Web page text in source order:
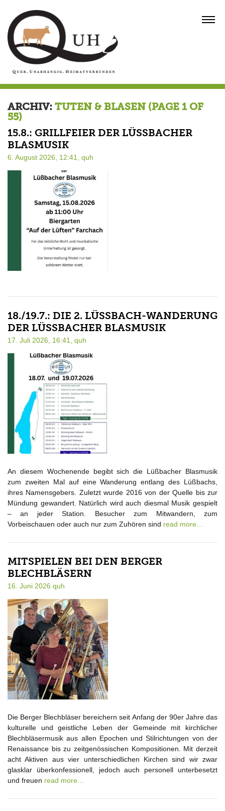
content
ARCHIV: TUTEN & BLASEN (PAGE 1 OF
55)
15.8.: GRILLFEIER DER LÜSSBACHER B
LASMUSIK
6. August 2026, 12:41, quh
18./19.7.: DIE 2. LÜSSBACH-WANDERUNG D
ER LÜSSBACHER BLASMUSIK
17. Juli 2026, 16:41, quh
An diesem Wochenende begibt sich die Lüßbacher Blasmusik
zum zweiten Mal auf eine Wanderung entlang des Lüßbachs,
ihres Namensgebers. Zuletzt wurde 2016 von der Quelle bis zur
Mündung gewandert. Natürlich wird auch diesmal Musik gespielt
– an jeder Station. Besucher zum Mitwandern, zum
Vorbeischauen oder auch nur zum Zuhören sind read more…
MITSPIELEN BEI DEN BERGER
BLECHBLÄSERN
16. Juni 2026 quh
Die Berger Blechbläser bereichern seit Anfang der 90er Jahre das
kulturelle und geistliche Leben der Gemeinde mit kirchlicher
Blechbläsermusik aus allen Epochen und Stilrichtungen von der
Renaissance bis zu zeitgenössischen Kompositionen. Mit derzeit
acht Aktiven aus vier unterschiedlichen Kirchen sind wir zwar
glasklar überkonfessionell, jedoch auch personell unterbesetzt
und freuen read more…